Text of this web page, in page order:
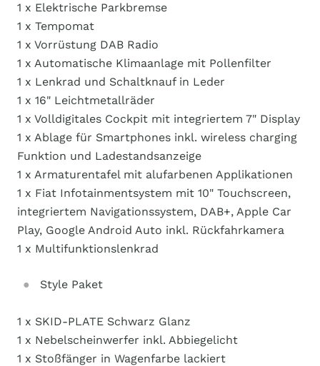
1 x Elektrische Parkbremse
1 x Tempomat
1 x Vorrüstung DAB Radio
1 x Automatische Klimaanlage mit Pollenfilter
1 x Lenkrad und Schaltknauf in Leder
1 x 16" Leichtmetallräder
1 x Volldigitales Cockpit mit integriertem 7" Display
1 x Ablage für Smartphones inkl. wireless charging
Funktion und Ladestandsanzeige
1 x Armaturentafel mit alufarbenen Applikationen
1 x Fiat Infotainmentsystem mit 10" Touchscreen,
integriertem Navigationssystem, DAB+, Apple Car
Play, Google Android Auto inkl. Rückfahrkamera
1 x Multifunktionslenkrad
Style Paket
1 x SKID-PLATE Schwarz Glanz
1 x Nebelscheinwerfer inkl. Abbiegelicht
1 x Stoßfänger in Wagenfarbe lackiert